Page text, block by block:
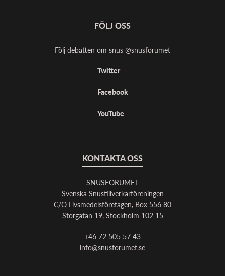
FÖLJ OSS
Följ debatten om snus @snusforumet
Twitter
Facebook
YouTube
KONTAKTA OSS
SNUSFORUMET
Svenska Snustillverkarföreningen
C/O Livsmedelsföretagen, Box 556 80
Storgatan 19, Stockholm 102 15
+46 72 505 57 43
info@snusforumet.se